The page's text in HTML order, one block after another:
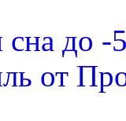
сна
от